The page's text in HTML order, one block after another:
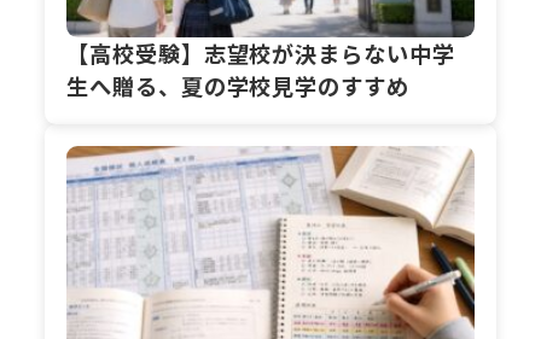
【高校受験】志望校が決まらない中学
生へ贈る、夏の学校見学のすすめ